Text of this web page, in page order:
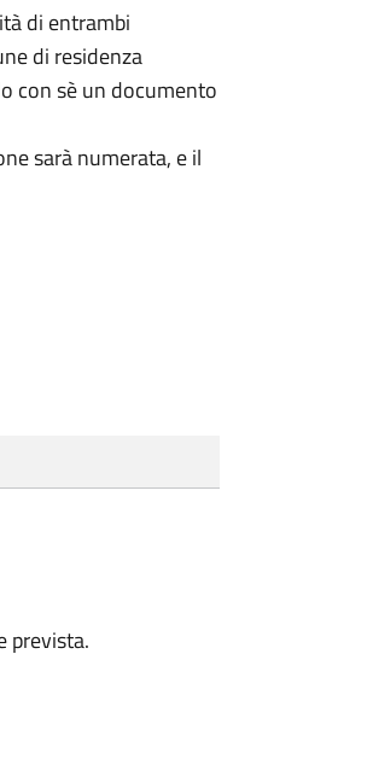
di entrambi
di residenza
con sè un documento
sarà numerata, e il
prevista.